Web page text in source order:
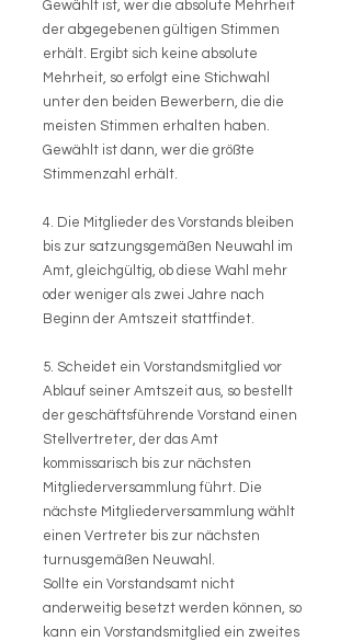
Gewählt ist, wer die absolute Mehrheit
der abgegebenen gültigen Stimmen
erhält. Ergibt sich keine absolute
Mehrheit, so erfolgt eine Stichwahl
unter den beiden Bewerbern, die die
meisten Stimmen erhalten haben.
Gewählt ist dann, wer die größte
Stimmenzahl erhält.
4. Die Mitglieder des Vorstands bleiben
bis zur satzungsgemäßen Neuwahl im
Amt, gleichgültig, ob diese Wahl mehr
oder weniger als zwei Jahre nach
Beginn der Amtszeit stattfindet.
5. Scheidet ein Vorstandsmitglied vor
Ablauf seiner Amtszeit aus, so bestellt
der geschäftsführende Vorstand einen
Stellvertreter, der das Amt
kommissarisch bis zur nächsten
Mitgliederversammlung führt. Die
nächste Mitgliederversammlung wählt
einen Vertreter bis zur nächsten
turnusgemäßen Neuwahl.
Sollte ein Vorstandsamt nicht
anderweitig besetzt werden können, so
kann ein Vorstandsmitglied ein zweites